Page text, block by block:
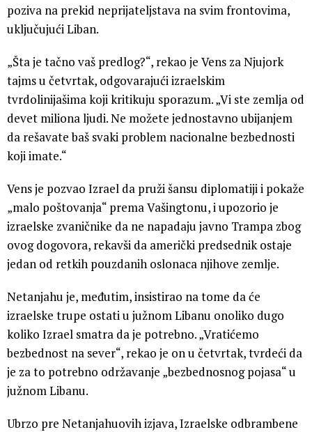
poziva na prekid neprijateljstava na svim frontovima,
uključujući Liban.
„Šta je tačno vaš predlog?“, rekao je Vens za Njujork
tajms u četvrtak, odgovarajući izraelskim
tvrdolinijašima koji kritikuju sporazum. „Vi ste zemlja od
devet miliona ljudi. Ne možete jednostavno ubijanjem
da rešavate baš svaki problem nacionalne bezbednosti
koji imate.“
Vens je pozvao Izrael da pruži šansu diplomatiji i pokaže
„malo poštovanja“ prema Vašingtonu, i upozorio je
izraelske zvaničnike da ne napadaju javno Trampa zbog
ovog dogovora, rekavši da američki predsednik ostaje
jedan od retkih pouzdanih oslonaca njihove zemlje.
Netanjahu je, međutim, insistirao na tome da će
izraelske trupe ostati u južnom Libanu onoliko dugo
koliko Izrael smatra da je potrebno. „Vratićemo
bezbednost na sever“, rekao je on u četvrtak, tvrdeći da
je za to potrebno održavanje „bezbednosnog pojasa“ u
južnom Libanu.
Ubrzo pre Netanjahuovih izjava, Izraelske odbrambene